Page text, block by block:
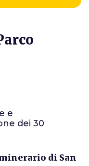
e
dei 30
di San